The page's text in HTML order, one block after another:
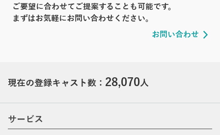
ご要望に合わせてご提案することも可能です。
まずはお気軽にお問い合わせください。
お問い合わせ
現在の登録キャスト数： 28,070人
サービス